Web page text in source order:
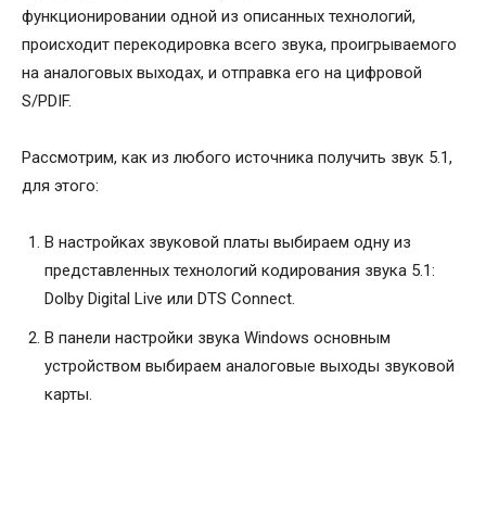
функционировании одной из описанных технологий,
происходит перекодировка всего звука, проигрываемого
на аналоговых выходах, и отправка его на цифровой
S/PDIF.
Рассмотрим, как из любого источника получить звук 5.1,
для этого:
В настройках звуковой платы выбираем одну из
представленных технологий кодирования звука 5.1:
Dolby Digital Live или DTS Connect.
В панели настройки звука Windows основным
устройством выбираем аналоговые выходы звуковой
карты.